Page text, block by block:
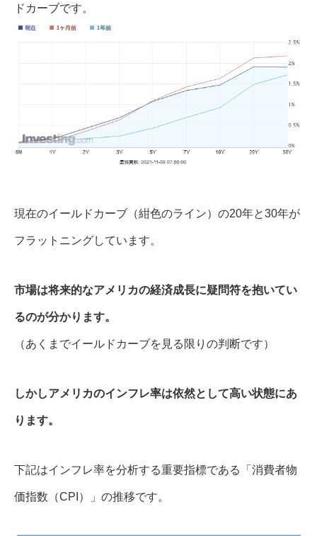
ドカーブです。
現在のイールドカーブ（紺色のライン）の20年と30年が
フラットニングしています。
市場は将来的なアメリカの経済成長に疑問符を抱いてい
るのが分かります。
（あくまでイールドカーブを見る限りの判断です）
しかしアメリカのインフレ率は依然として高い状態にあ
ります。
下記はインフレ率を分析する重要指標である「消費者物
価指数（CPI）」の推移です。